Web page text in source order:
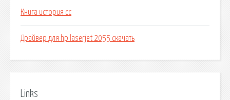
Книга история сс
Драйвер для hp laserjet 2055 скачать
Links